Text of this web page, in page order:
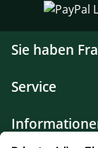
Sie haben
Service